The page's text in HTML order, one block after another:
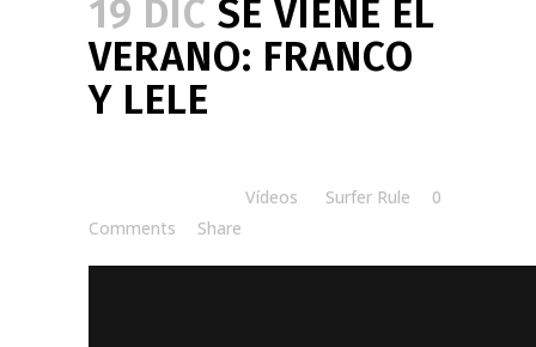
19 DIC SE VIENE EL
VERANO: FRANCO
Y LELE
Vídeos Surfer Rule
0
Comments
Share